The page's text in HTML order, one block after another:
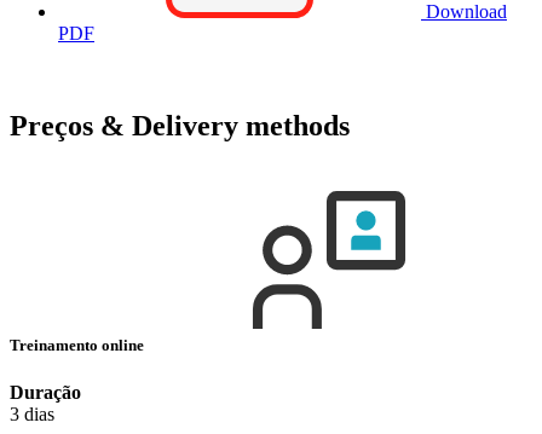
Download
PDF
Preços & Delivery methods
Treinamento online
Duração
3 dias